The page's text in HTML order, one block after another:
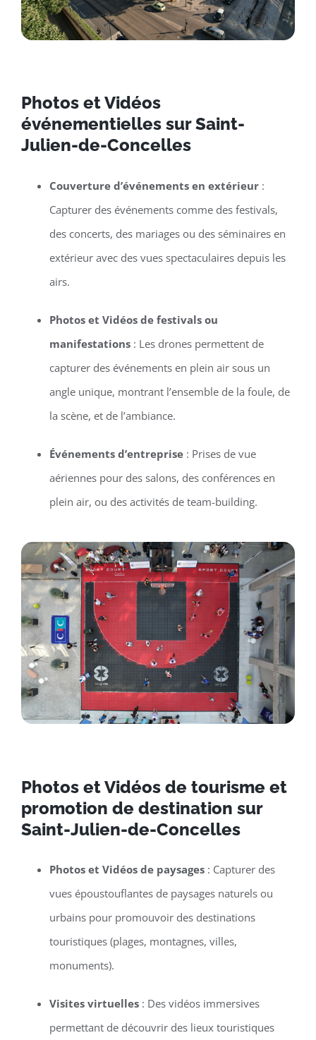
Photos et Vidéos
événementielles sur Saint-
Julien-de-Concelles
Couverture d’événements en extérieur:
Capturer des événements comme des festivals,
des concerts, des mariages ou des séminaires en
extérieur avec des vues spectaculaires depuis les
airs.
Photos et Vidéos de festivals ou
manifestations: Les drones permettent de
capturer des événements en plein air sous un
angle unique, montrant l’ensemble de la foule, de
la scène, et de l’ambiance.
Événements d’entreprise: Prises de vue
aériennes pour des salons, des conférences en
plein air, ou des activités de team-building.
Photos et Vidéos de tourisme et
promotion de destination sur
Saint-Julien-de-Concelles
Photos et Vidéos de paysages: Capturer des
vues époustouflantes de paysages naturels ou
urbains pour promouvoir des destinations
touristiques (plages, montagnes, villes,
monuments).
Visites virtuelles: Des vidéos immersives
permettant de découvrir des lieux touristiques